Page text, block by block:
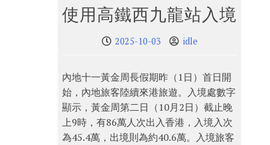
使用高鐵西九龍站入境
2025-10-03 idle
內地十一黃金周長假期昨（1日）首日開
始，內地旅客陸續來港旅遊。入境處數字
顯示，黃金周第二日（10月2日）截止晚
上9時，有86萬人次出入香港，入境入次
為45.4萬，出境則為約40.6萬。入境旅客